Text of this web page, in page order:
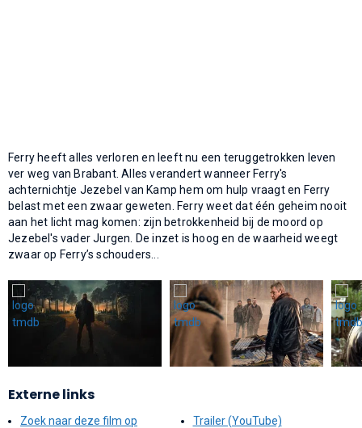
Ferry heeft alles verloren en leeft nu een teruggetrokken leven
ver weg van Brabant. Alles verandert wanneer Ferry's
achternichtje Jezebel van Kamp hem om hulp vraagt en Ferry
belast met een zwaar geweten. Ferry weet dat één geheim nooit
aan het licht mag komen: zijn betrokkenheid bij de moord op
Jezebel's vader Jurgen. De inzet is hoog en de waarheid weegt
zwaar op Ferry’s schouders...
Externe links
Zoek naar deze film op
Trailer (YouTube)